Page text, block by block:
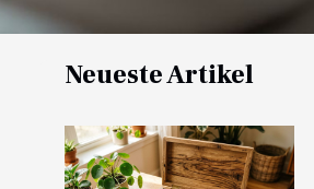
Neueste Artikel